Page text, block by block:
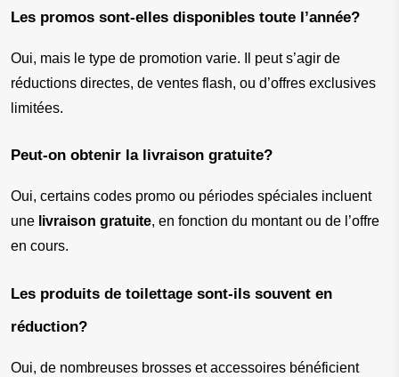
Les promos sont-elles disponibles toute l’année?
Oui, mais le type de promotion varie. Il peut s’agir de
réductions directes, de ventes flash, ou d’offres exclusives
limitées.
Peut-on obtenir la livraison gratuite?
Oui, certains codes promo ou périodes spéciales incluent
une livraison gratuite, en fonction du montant ou de l’offre
en cours.
Les produits de toilettage sont-ils souvent en
réduction?
Oui, de nombreuses brosses et accessoires bénéficient